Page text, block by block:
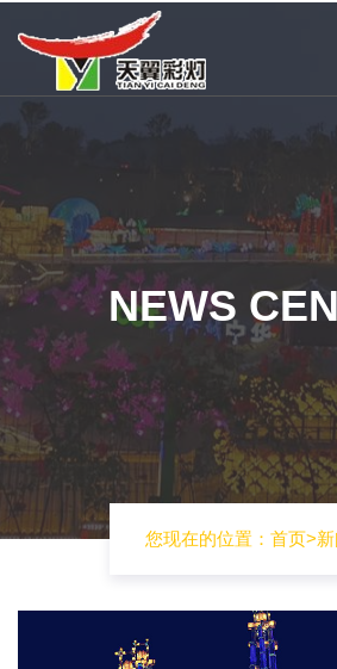
NEWS
您现在的位置： 首页>